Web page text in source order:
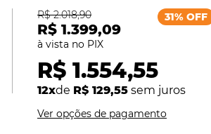
R$ 1.399,09
R$ 2.018,90
R$ 1.554,55
12xde R$ 129,55 sem juros
31% OFF
Ver opções de pagamento